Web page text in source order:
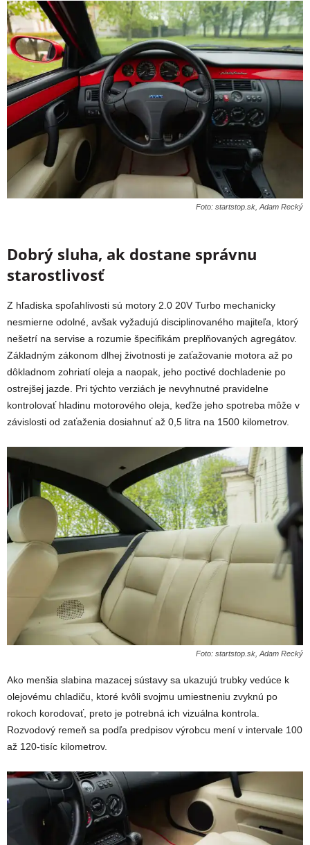
Foto: startstop.sk, Adam Recký
Dobrý sluha, ak dostane správnu
starostlivosť
Z hľadiska spoľahlivosti sú motory 2.0 20V Turbo mechanicky
nesmierne odolné, avšak vyžadujú disciplinovaného majiteľa, ktorý
nešetrí na servise a rozumie špecifikám preplňovaných agregátov.
Základným zákonom dlhej životnosti je zaťažovanie motora až po
dôkladnom zohriatí oleja a naopak, jeho poctivé dochladenie po
ostrejšej jazde. Pri týchto verziách je nevyhnutné pravidelne
kontrolovať hladinu motorového oleja, keďže jeho spotreba môže v
závislosti od zaťaženia dosiahnuť až 0,5 litra na 1500 kilometrov.
Foto: startstop.sk, Adam Recký
Ako menšia slabina mazacej sústavy sa ukazujú trubky vedúce k
olejovému chladiču, ktoré kvôli svojmu umiestneniu zvyknú po
rokoch korodovať, preto je potrebná ich vizuálna kontrola.
Rozvodový remeň sa podľa predpisov výrobcu mení v intervale 100
až 120-tisíc kilometrov.